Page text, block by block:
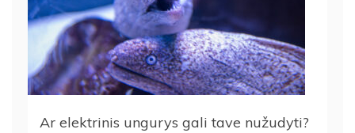
Ar elektrinis ungurys gali tave nužudyti?